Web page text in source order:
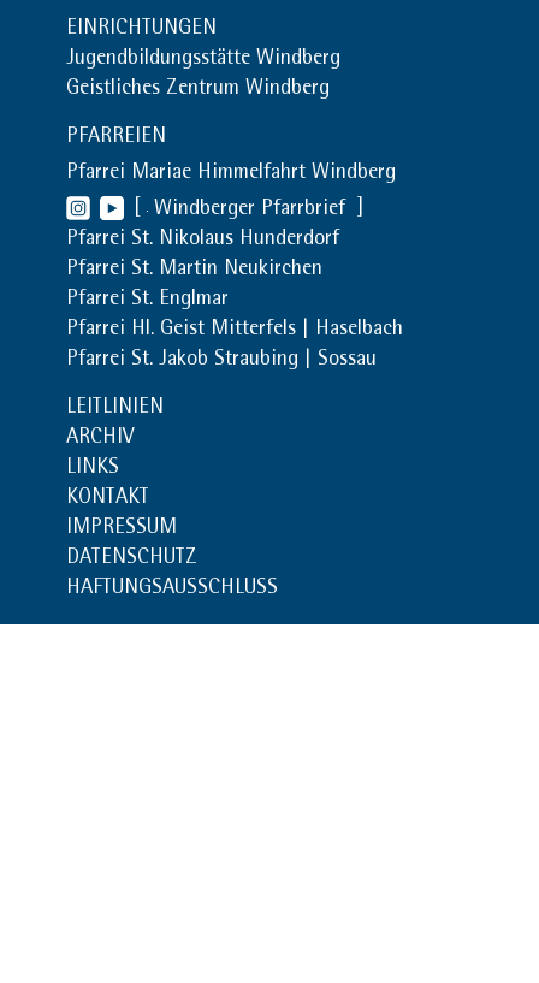
EINRICHTUNGEN
Jugendbildungsstätte Windberg
Geistliches Zentrum Windberg
PFARREIEN
Pfarrei Mariae Himmelfahrt Windberg
Windberger Pfarrbrief
Pfarrei St. Nikolaus Hunderdorf
Pfarrei St. Martin Neukirchen
Pfarrei St. Englmar
Pfarrei Hl. Geist Mitterfels | Haselbach
Pfarrei St. Jakob Straubing | Sossau
LEITLINIEN
ARCHIV
LINKS
KONTAKT
IMPRESSUM
DATENSCHUTZ
HAFTUNGSAUSSCHLUSS